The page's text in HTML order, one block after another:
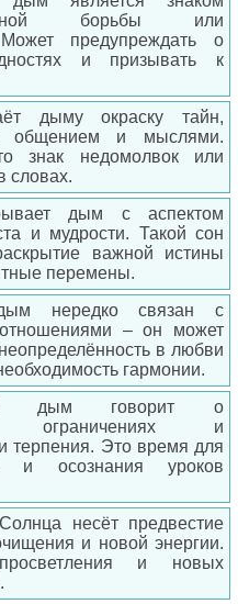
борьбы или
предупреждать о
и призывать к
дыму окраску тайн,
общением и мыслями.
знак недомолвок или
словах.
дым с аспектом
и мудрости. Такой сон
важной истины
перемены.
нередко связан с
– он может
в любви
гармонии.
дым говорит о
ограничениях и
терпения. Это время для
и осознания уроков
несёт предвестие
и новой энергии.
и новых